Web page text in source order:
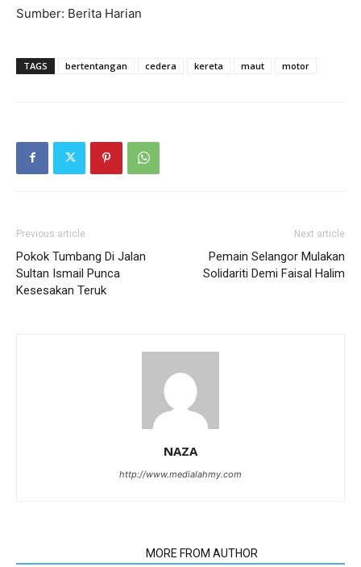
Sumber: Berita Harian
TAGS bertentangan cedera kereta maut motor
Previous article
Pokok Tumbang Di Jalan
Sultan Ismail Punca
Kesesakan Teruk
Next article
Pemain Selangor Mulakan
Solidariti Demi Faisal Halim
NAZA
http://www.medialahmy.com
MORE FROM AUTHOR